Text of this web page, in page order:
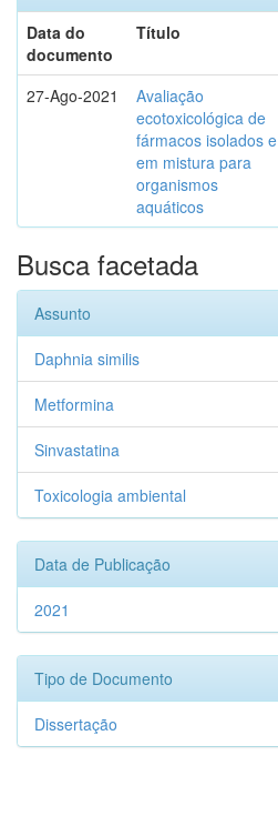
Data do
documento
Título
27-Ago-2021
Avaliação
ecotoxicológica de
fármacos isolados e
em mistura para
organismos
aquáticos
Busca facetada
Assunto
Daphnia similis
Metformina
Sinvastatina
Toxicologia ambiental
Data de Publicação
2021
Tipo de Documento
Dissertação